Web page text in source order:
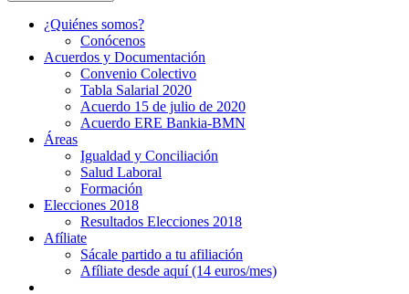
¿Quiénes somos?
Conócenos
Acuerdos y Documentación
Convenio Colectivo
Tabla Salarial 2020
Acuerdo 15 de julio de 2020
Acuerdo ERE Bankia-BMN
Áreas
Igualdad y Conciliación
Salud Laboral
Formación
Elecciones 2018
Resultados Elecciones 2018
Afíliate
Sácale partido a tu afiliación
Afíliate desde aquí (14 euros/mes)